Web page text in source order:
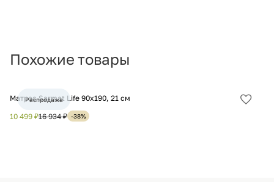
Похожие товары
Матрас Sarmat Life 90х190, 21 см
10 499 ₽16 934 ₽ -38%
Распродажа